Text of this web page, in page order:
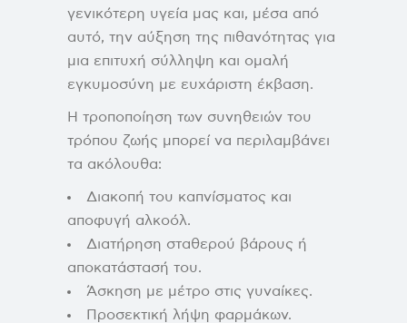
γενικότερη υγεία μας και, μέσα από
αυτό, την αύξηση της πιθανότητας για
μια επιτυχή σύλληψη και ομαλή
εγκυμοσύνη με ευχάριστη έκβαση.
Η τροποποίηση των συνηθειών του
τρόπου ζωής μπορεί να περιλαμβάνει
τα ακόλουθα:
Διακοπή του καπνίσματος και
αποφυγή αλκοόλ.
Διατήρηση σταθερού βάρους ή
αποκατάστασή του.
Άσκηση με μέτρο στις γυναίκες.
Προσεκτική λήψη φαρμάκων.